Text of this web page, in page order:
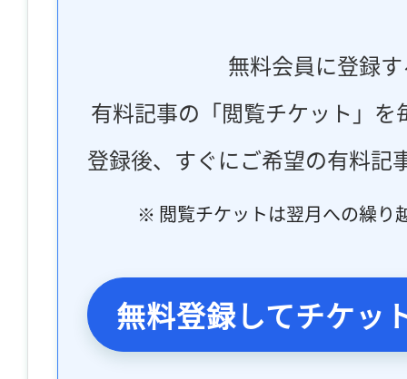
無料会員に登録
有料記事の「閲覧チケット」
登録後、すぐにご希望の有料記
※ 閲覧チケットは翌月への繰り
無料登録してチケッ